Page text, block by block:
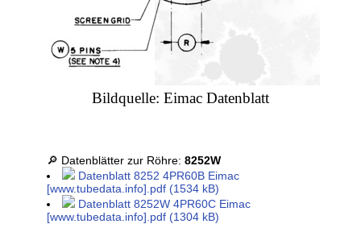
Bildquelle: Eimac Datenblatt
🔎 Datenblätter zur Röhre:8252W
Datenblatt 8252 4PR60B Eimac
[www.tubedata.info].pdf (1534 kB)
Datenblatt 8252W 4PR60C Eimac
[www.tubedata.info].pdf (1304 kB)